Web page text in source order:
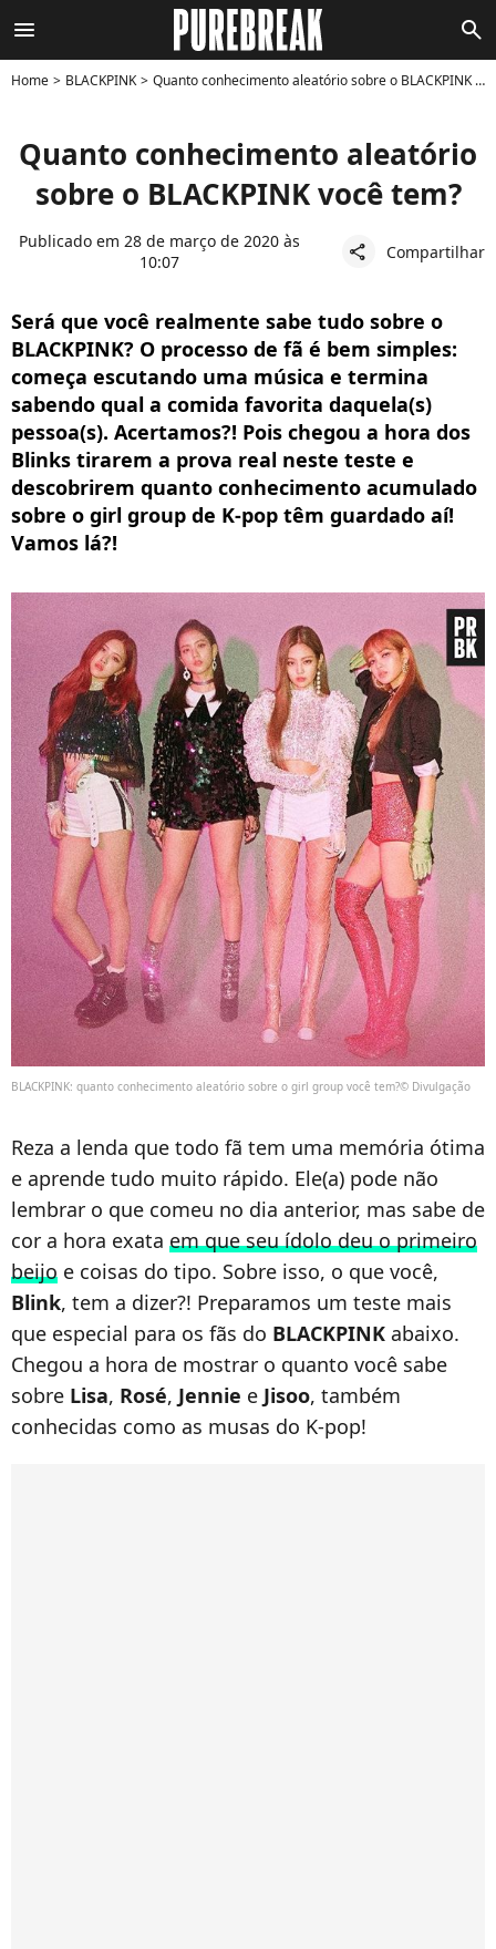
menu search
Home BLACKPINK Quanto conhecimento aleatório sobre o BLACKPINK você tem?
Quanto conhecimento aleatório
sobre o BLACKPINK você tem?
Publicado em 28 de março de 2020 às
10:07
share Compartilhar
Será que você realmente sabe tudo sobre o
BLACKPINK? O processo de fã é bem simples:
começa escutando uma música e termina
sabendo qual a comida favorita daquela(s)
pessoa(s). Acertamos?! Pois chegou a hora dos
Blinks tirarem a prova real neste teste e
descobrirem quanto conhecimento acumulado
sobre o girl group de K-pop têm guardado aí!
Vamos lá?!
BLACKPINK: quanto conhecimento aleatório sobre o girl group você tem?© Divulgação
Reza a lenda que todo fã tem uma memória ótima
e aprende tudo muito rápido. Ele(a) pode não
lembrar o que comeu no dia anterior, mas sabe de
cor a hora exata em que seu ídolo deu o primeiro
beijo e coisas do tipo. Sobre isso, o que você,
Blink, tem a dizer?! Preparamos um teste mais
que especial para os fãs do BLACKPINK abaixo.
Chegou a hora de mostrar o quanto você sabe
sobre Lisa, Rosé, Jennie e Jisoo, também
conhecidas como as musas do K-pop!